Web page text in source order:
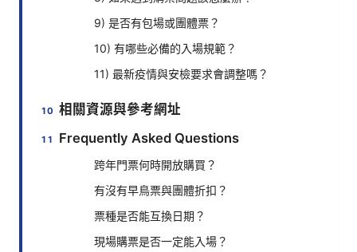
9) 是否有包場或團體票？
10) 有哪些必備的入場規範？
11) 最新疫情與安檢要求會調整嗎？
相關資源與參考網址
Frequently Asked Questions
跨年門票何時開放購買？
有沒有早鳥票與團體折扣？
票種是否能互換日期？
現場購票是否一定能入場？